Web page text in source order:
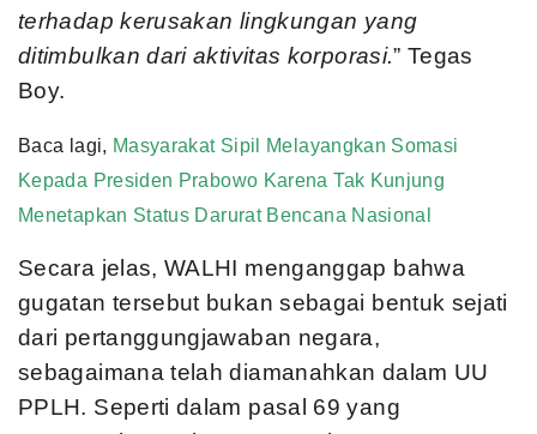
terhadap kerusakan lingkungan yang
ditimbulkan dari aktivitas korporasi.” Tegas
Boy.
Baca lagi, Masyarakat Sipil Melayangkan Somasi
Kepada Presiden Prabowo Karena Tak Kunjung
Menetapkan Status Darurat Bencana Nasional
Secara jelas, WALHI menganggap bahwa
gugatan tersebut bukan sebagai bentuk sejati
dari pertanggungjawaban negara,
sebagaimana telah diamanahkan dalam UU
PPLH. Seperti dalam pasal 69 yang